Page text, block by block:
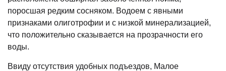
поросшая редким сосняком. Водоем с явными
признаками олиготрофии и с низкой минерализацией,
что положительно сказывается на прозрачности его
воды.
Ввиду отсутствия удобных подъездов, Малое